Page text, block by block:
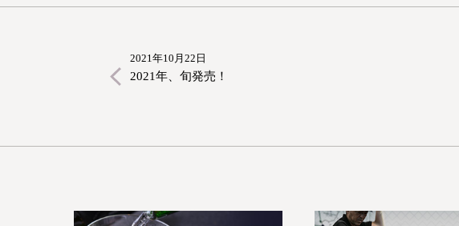
2021年10月22日
2021年、旬発売！